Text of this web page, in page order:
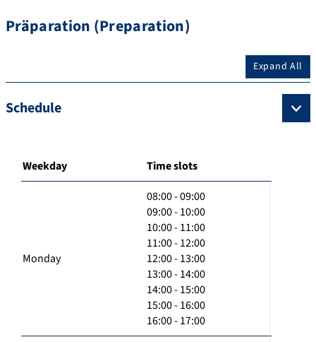
Präparation (Preparation)
Expand All
Schedule
Weekday Time slots
Monday
08:00 - 09:00
09:00 - 10:00
10:00 - 11:00
11:00 - 12:00
12:00 - 13:00
13:00 - 14:00
14:00 - 15:00
15:00 - 16:00
16:00 - 17:00